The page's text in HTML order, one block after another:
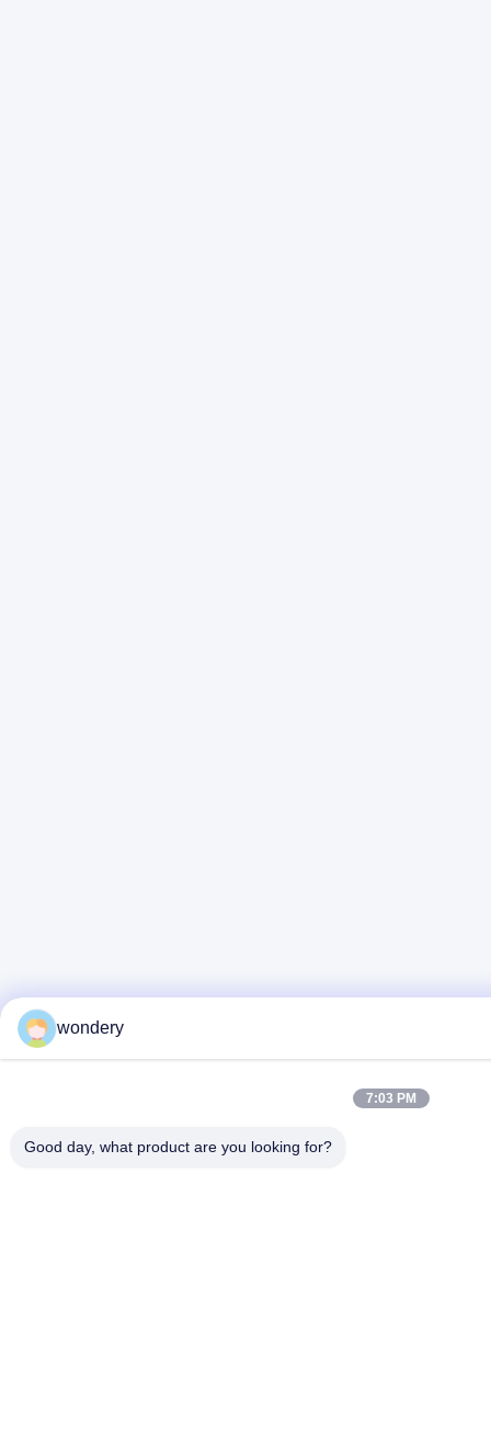
wondery
7:03 PM
Good day, what product are you looking for?